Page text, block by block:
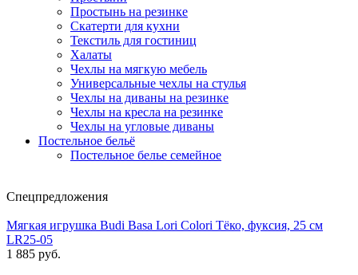
Простынь на резинке
Скатерти для кухни
Текстиль для гостиниц
Халаты
Чехлы на мягкую мебель
Универсальные чехлы на стулья
Чехлы на диваны на резинке
Чехлы на кресла на резинке
Чехлы на угловые диваны
Постельное бельё
Постельное белье семейное
Спецпредложения
Мягкая игрушка Budi Basa Lori Colori Тёко, фуксия, 25 см
LR25-05
1 885 руб.